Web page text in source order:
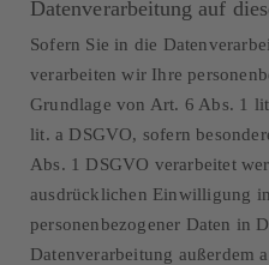
Datenverarbeitung auf
Sofern Sie in die
verarbeiten wir Ihre
Grundlage von Art. 6 Abs. 1
lit. a DSGVO, sofern
Abs. 1 DSGVO verarbeitet
ausdrücklichen Einwilligung
personenbezogener Daten in
Datenverarbeitung außerdem